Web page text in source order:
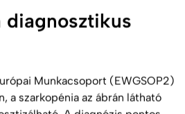
diagnosztikus
Munkacsoport (EWGSOP2)
a szarkopénia az ábrán látható